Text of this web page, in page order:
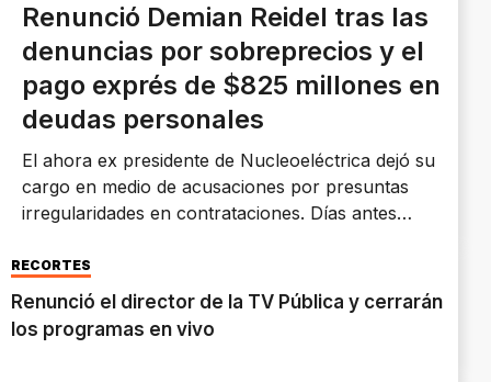
Renunció Demian Reidel tras las
denuncias por sobreprecios y el
pago exprés de $825 millones en
deudas personales
El ahora ex presidente de Nucleoeléctrica dejó su
cargo en medio de acusaciones por presuntas
irregularidades en contrataciones. Días antes
canceló en tiempo récord tuvieran relación con
la trama que lo rodeaba. La firma renovó casi
RECORTES
Renunció el director de la TV Pública y cerrarán
los programas en vivo